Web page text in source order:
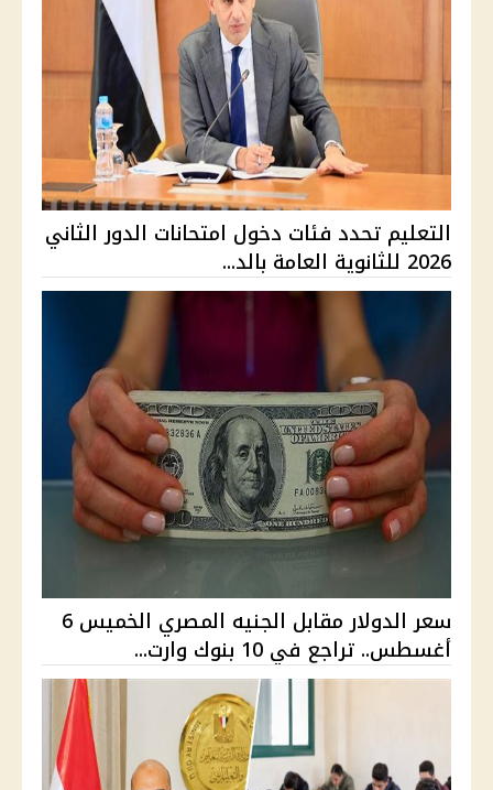
التعليم تحدد فئات دخول امتحانات الدور الثاني
2026 للثانوية العامة بالد...
سعر الدولار مقابل الجنيه المصري الخميس 6
أغسطس.. تراجع في 10 بنوك وارت...